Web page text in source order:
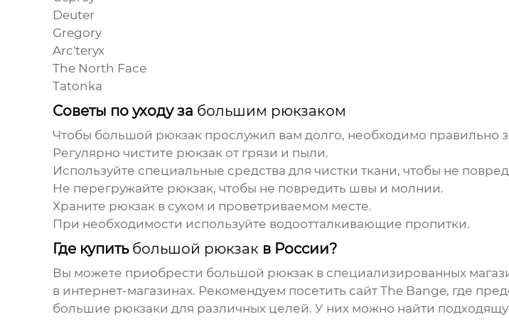
Deuter
Gregory
Arc'teryx
The North Face
Tatonka
Советы по уходу за большим рюкзаком
Чтобы большой рюкзакпрослужил вам долго, необходимо правильно
Регулярно чистите рюкзак от грязи и пыли.
Используйте специальные средства для чистки ткани, чтобы не
Не перегружайте рюкзак, чтобы не повредить швы и молнии.
Храните рюкзак в сухом и проветриваемом месте.
При необходимости используйте водоотталкивающие пропитки.
Где купить большой рюкзакв России?
Вы можете приобрести большой рюкзакв специализированных
в интернет-магазинах. Рекомендуем посетить сайт The Bange, где
большие рюкзаки для различных целей. У них можно найти